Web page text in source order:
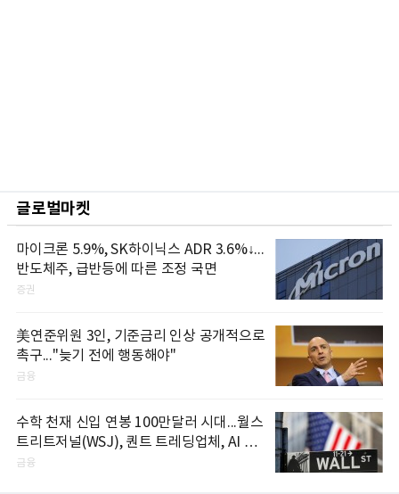
글로벌마켓
마이크론 5.9%, SK하이닉스 ADR 3.6%↓...
반도체주, 급반등에 따른 조정 국면
증권
美연준위원 3인, 기준금리 인상 공개적으로
촉구..."늦기 전에 행동해야"
금융
수학 천재 신입 연봉 100만달러 시대...월스
트리트저널(WSJ), 퀀트 트레딩업체, AI 기
업들 인재 확보 경쟁
금융